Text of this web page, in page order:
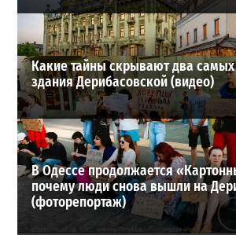
Какие тайны скрывают два
здания Дерибасовской (видео)
В Одессе продолжается
почему люди снова вышли на
(фоторепортаж)